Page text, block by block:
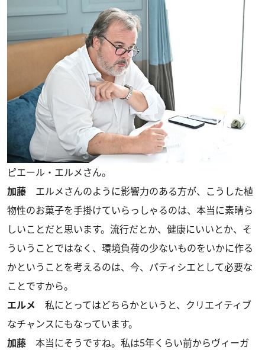
ピエール・エルメさん。
加藤 エルメさんのように影響力のある方が、こうした植
物性のお菓子を手掛けていらっしゃるのは、本当に素晴ら
しいことだと思います。流行だとか、健康にいいとか、そ
ういうことではなく、環境負荷の少ないものをいかに作る
かということを考えるのは、今、パティシエとして必要な
ことですから。
エルメ 私にとってはどちらかというと、クリエイティブ
なチャンスにもなっています。
加藤 本当にそうですね。私は5年くらい前からヴィーガ